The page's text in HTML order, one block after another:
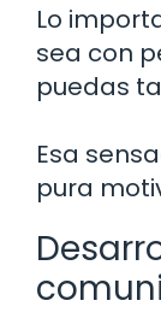
Lo
sea con
puedas
Esa
pura